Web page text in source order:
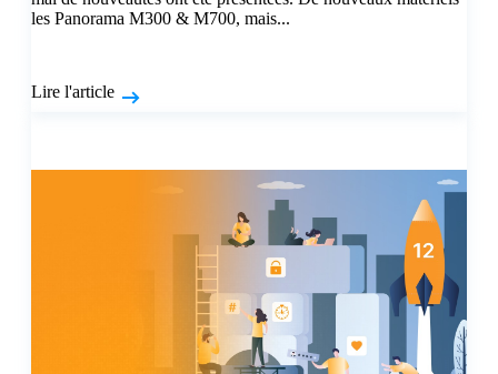
les Panorama M300 & M700, mais...
Lire l'article